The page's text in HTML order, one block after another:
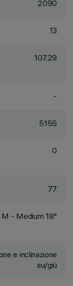
2090
13
107.29
-
5155
0
77
M - Medium 18°
e inclinazione
su/giù